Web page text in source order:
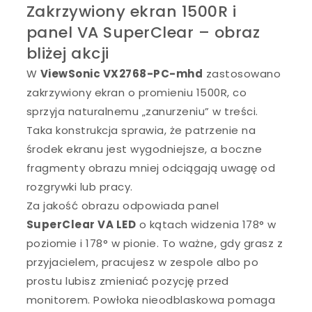
Zakrzywiony ekran 1500R i
panel VA SuperClear – obraz
bliżej akcji
W ViewSonic VX2768-PC-mhd zastosowano
zakrzywiony ekran o promieniu 1500R, co
sprzyja naturalnemu „zanurzeniu” w treści.
Taka konstrukcja sprawia, że patrzenie na
środek ekranu jest wygodniejsze, a boczne
fragmenty obrazu mniej odciągają uwagę od
rozgrywki lub pracy.
Za jakość obrazu odpowiada panel
SuperClear VA LED o kątach widzenia 178° w
poziomie i 178° w pionie. To ważne, gdy grasz z
przyjacielem, pracujesz w zespole albo po
prostu lubisz zmieniać pozycję przed
monitorem. Powłoka nieodblaskowa pomaga